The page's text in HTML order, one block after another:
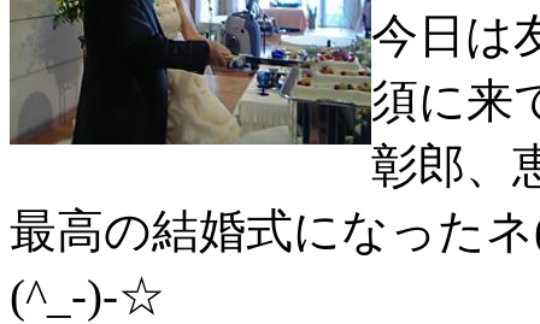
今日は
須に来
彰郎、
最高の結婚式になった
(^_-)-☆